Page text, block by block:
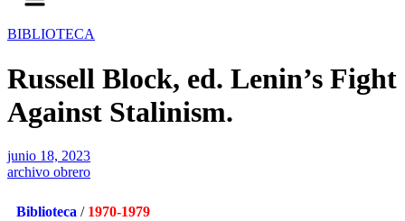
BIBLIOTECA
Russell Block, ed. Lenin’s Fight
Against Stalinism.
junio 18, 2023
archivo obrero
Biblioteca / 1970-1979